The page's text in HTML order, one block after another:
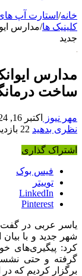
خانه/ استارت آپ
کلینیک ها/مدارس
جدید
مدارس
ساخت
مهر نیوز اکتبر 16, 2024
نظری بدهید 22 بازدید
اشتراک گذاری
فیس بوک
توییتر
LinkedIn
Pinterest
یاسر عربی در
شهر جدید و با بیان
کرد: پیگیری‌های
گرفته و حتی
برگزار کردیم که